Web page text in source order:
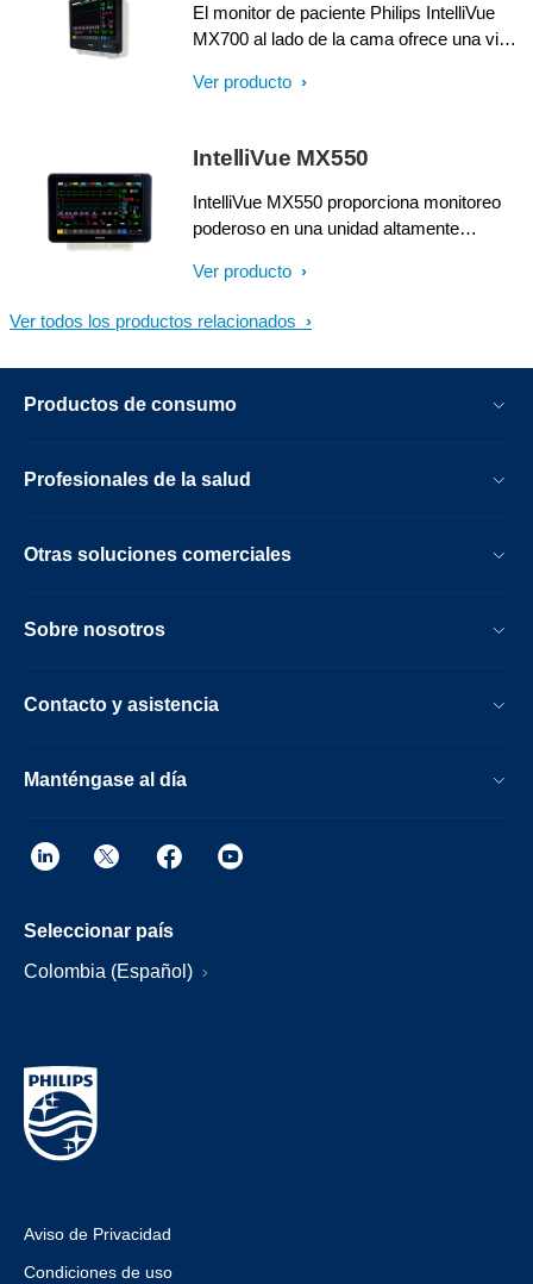
El monitor de paciente Philips IntelliVue
MX700 al lado de la cama ofrece una vista
vitales de su paciente. La opción de PC
e intranet del hospital.
Ver producto
IntelliVue MX550
IntelliVue MX550 proporciona monitoreo
poderoso en una unidad altamente
información amplia del paciente de un
cuando varios pacientes y prioridades
Ver producto
Ver todos los productos relacionados
Productos de consumo
Profesionales de la salud
Otras soluciones comerciales
Sobre nosotros
Contacto y asistencia
Manténgase al día
Seleccionar país
Colombia (Español)
Aviso de Privacidad
Condiciones de uso